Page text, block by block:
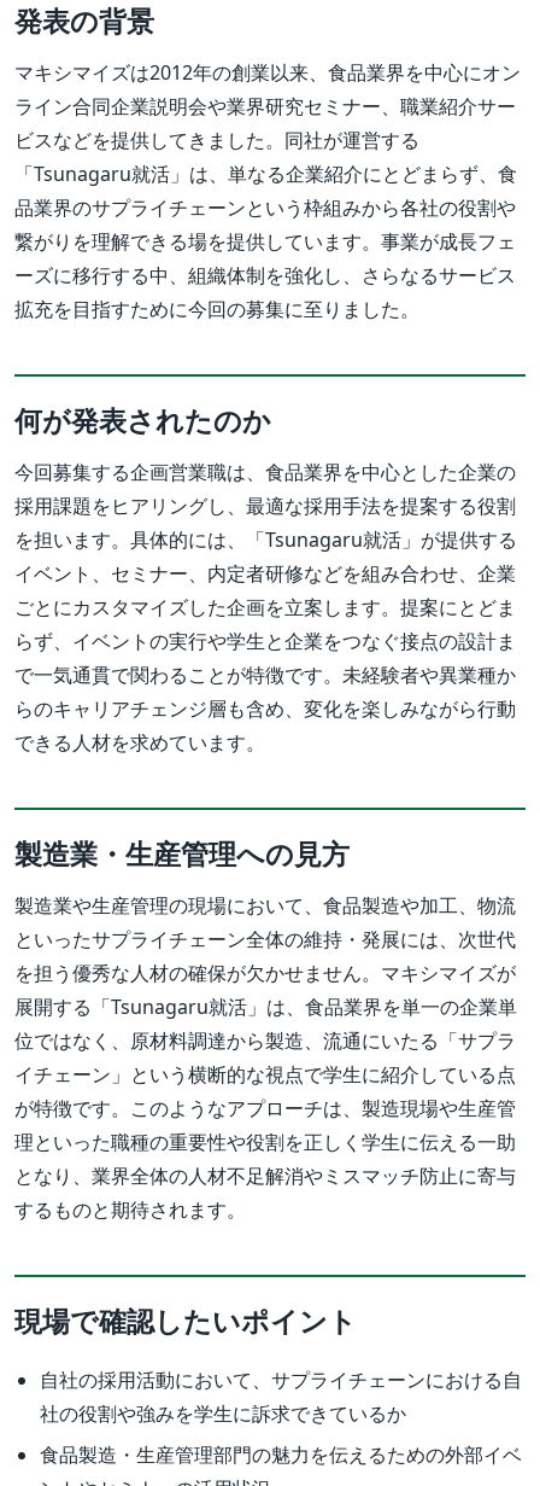
発表の背景
マキシマイズは2012年の創業以来、食品業界を中心にオン
ライン合同企業説明会や業界研究セミナー、職業紹介サー
ビスなどを提供してきました。同社が運営する
「Tsunagaru就活」は、単なる企業紹介にとどまらず、食
品業界のサプライチェーンという枠組みから各社の役割や
繋がりを理解できる場を提供しています。事業が成長フェ
ーズに移行する中、組織体制を強化し、さらなるサービス
拡充を目指すために今回の募集に至りました。
何が発表されたのか
今回募集する企画営業職は、食品業界を中心とした企業の
採用課題をヒアリングし、最適な採用手法を提案する役割
を担います。具体的には、「Tsunagaru就活」が提供する
イベント、セミナー、内定者研修などを組み合わせ、企業
ごとにカスタマイズした企画を立案します。提案にとどま
らず、イベントの実行や学生と企業をつなぐ接点の設計ま
で一気通貫で関わることが特徴です。未経験者や異業種か
らのキャリアチェンジ層も含め、変化を楽しみながら行動
できる人材を求めています。
製造業・生産管理への見方
製造業や生産管理の現場において、食品製造や加工、物流
といったサプライチェーン全体の維持・発展には、次世代
を担う優秀な人材の確保が欠かせません。マキシマイズが
展開する「Tsunagaru就活」は、食品業界を単一の企業単
位ではなく、原材料調達から製造、流通にいたる「サプラ
イチェーン」という横断的な視点で学生に紹介している点
が特徴です。このようなアプローチは、製造現場や生産管
理といった職種の重要性や役割を正しく学生に伝える一助
となり、業界全体の人材不足解消やミスマッチ防止に寄与
するものと期待されます。
現場で確認したいポイント
自社の採用活動において、サプライチェーンにおける自
社の役割や強みを学生に訴求できているか
食品製造・生産管理部門の魅力を伝えるための外部イベ